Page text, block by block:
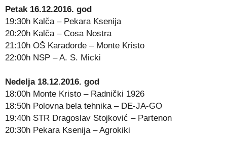
Petak 16.12.2016. god
19:30h Kalča – Pekara Ksenija
20:20h Kalča – Cosa Nostra
21:10h OŠ Karađorđe – Monte Kristo
22:00h NSP – A. S. Micki
Nedelja 18.12.2016. god
18:00h Monte Kristo – Radnički 1926
18:50h Polovna bela tehnika – DE-JA-GO
19:40h STR Dragoslav Stojković – Partenon
20:30h Pekara Ksenija – Agrokiki